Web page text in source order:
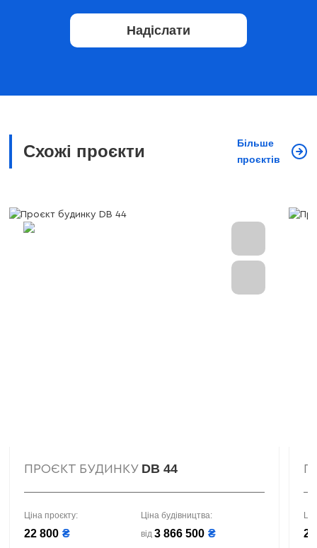
Надіслати
Схожі проєкти
Більше
проєктів
ПРОЄКТ БУДИНКУ DB 44
Ціна проєкту:
22 800 ₴
Ціна будівництва:
від 3 866 500 ₴